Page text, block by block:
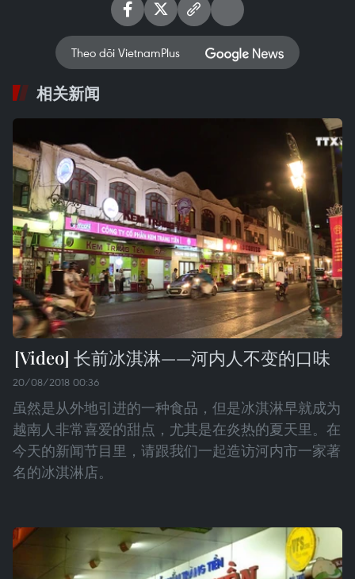
Theo dõi VietnamPlus
相关新闻
长前冰淇淋——河内人不变的口味
20/08/2018 00:36
虽然是从外地引进的一种食品，但是冰淇淋早就成为
越南人非常喜爱的甜点，尤其是在炎热的夏天里。在
今天的新闻节目里，请跟我们一起造访河内市一家著
名的冰淇淋店。